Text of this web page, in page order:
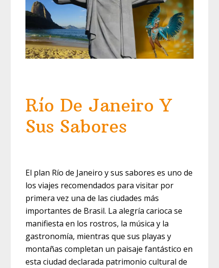
Río De Janeiro Y
Sus Sabores
El plan Río de Janeiro y sus sabores es uno de
los viajes recomendados para visitar por
primera vez una de las ciudades más
importantes de Brasil. La alegría carioca se
manifiesta en los rostros, la música y la
gastronomía, mientras que sus playas y
montañas completan un paisaje fantástico en
esta ciudad declarada patrimonio cultural de